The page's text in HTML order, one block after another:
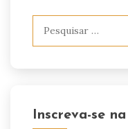
Inscreva-se